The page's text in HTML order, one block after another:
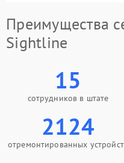
Преимущества
Sightline
15
сотрудников в штате
2124
отремонтированных